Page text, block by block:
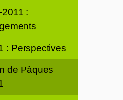
:
: Perspectives
de Pâques